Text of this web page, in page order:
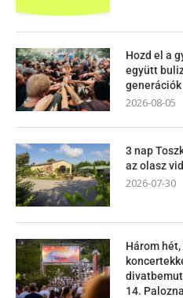
Hozd el a
együtt
generációk
2026-08-05
3 nap
az olasz
2026-07-30
Három
14.